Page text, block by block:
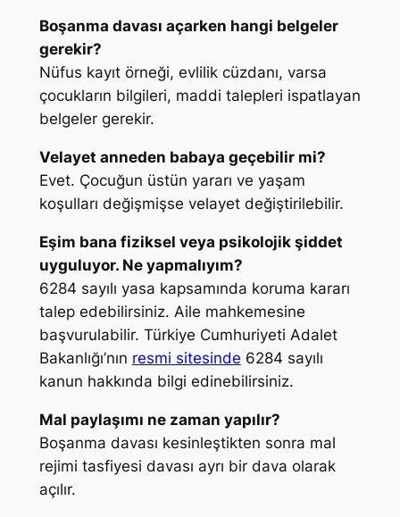
Boşanma davası açarken hangi belgeler
gerekir?
Nüfus kayıt örneği, evlilik cüzdanı, varsa
çocukların bilgileri, maddi talepleri ispatlayan
belgeler gerekir.
Velayet anneden babaya geçebilir mi?
Evet. Çocuğun üstün yararı ve yaşam
koşulları değişmişse velayet değiştirilebilir.
Eşim bana fiziksel veya psikolojik şiddet
uyguluyor. Ne yapmalıyım?
6284 sayılı yasa kapsamında koruma kararı
talep edebilirsiniz. Aile mahkemesine
başvurulabilir. Türkiye Cumhuriyeti Adalet
Bakanlığı’nın resmi sitesinde 6284 sayılı
kanun hakkında bilgi edinebilirsiniz.
Mal paylaşımı ne zaman yapılır?
Boşanma davası kesinleştikten sonra mal
rejimi tasfiyesi davası ayrı bir dava olarak
açılır.